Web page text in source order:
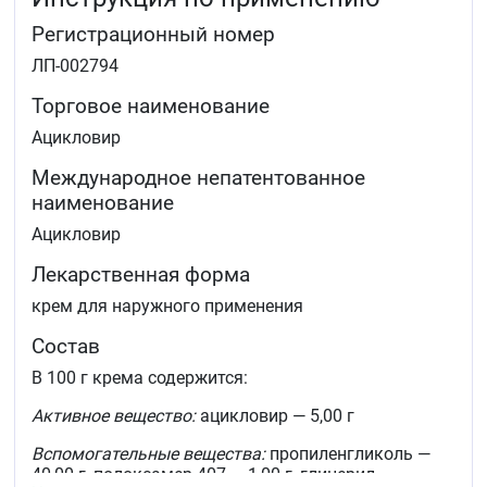
Регистрационный номер
ЛП-002794
Торговое наименование
Ацикловир
Международное непатентованное
наименование
Ацикловир
Лекарственная форма
крем для наружного применения
Состав
В 100 г крема содержится:
Активное вещество:ацикловир — 5,00 г
Вспомогательные вещества:пропиленгликоль —
40,00 г, полоксамер 407 — 1,00 г, глицерил